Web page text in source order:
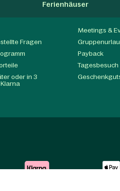
Ferienhäuser
Fragen
oder in 3
Meetings &
Payback
Tagesbesuch